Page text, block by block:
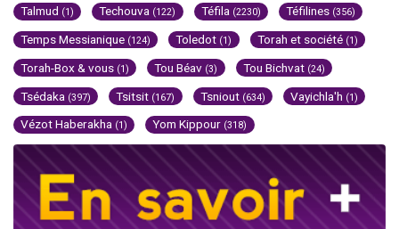
Talmud (1) Techouva (122) Téfila (2230) Téfilines (356)
Temps Messianique (124) Toledot (1) Torah et société (1)
Torah-Box & vous (1) Tou Béav (3) Tou Bichvat (24)
Tsédaka (397) Tsitsit (167) Tsniout (634) Vayichla'h (1)
Vézot Haberakha (1) Yom Kippour (318)